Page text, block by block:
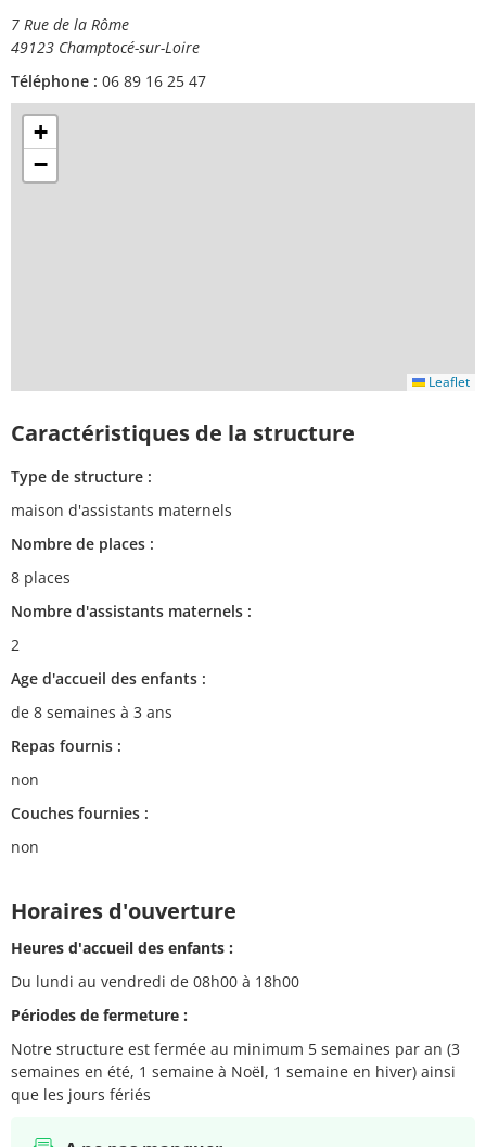
7 Rue de la Rôme
49123 Champtocé-sur-Loire
Téléphone : 06 89 16 25 47
+
−
Leaflet
Caractéristiques de la structure
Type de structure :
maison d'assistants maternels
Nombre de places :
8 places
Nombre d'assistants maternels :
2
Age d'accueil des enfants :
de 8 semaines à 3 ans
Repas fournis :
non
Couches fournies :
non
Horaires d'ouverture
Heures d'accueil des enfants :
Du lundi au vendredi de 08h00 à 18h00
Périodes de fermeture :
Notre structure est fermée au minimum 5 semaines par an (3
semaines en été, 1 semaine à Noël, 1 semaine en hiver) ainsi
que les jours fériés